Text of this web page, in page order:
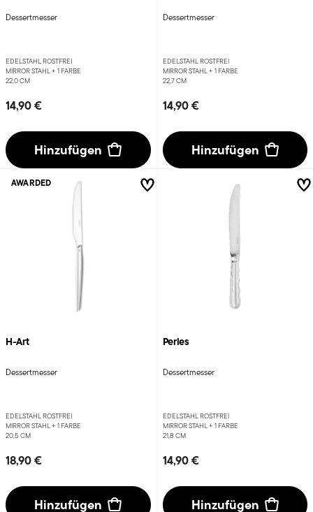
Dessertmesser
EDELSTAHL ROSTFREI
MIRROR STAHL + 1 FARBE
22,0 CM
14,90 €
Hinzufügen
Dessertmesser
EDELSTAHL ROSTFREI
MIRROR STAHL + 1 FARBE
22,7 CM
14,90 €
Hinzufügen
H-Art
Dessertmesser
EDELSTAHL ROSTFREI
MIRROR STAHL + 1 FARBE
20,5 CM
18,90 €
Hinzufügen
AWARDED
Perles
Dessertmesser
EDELSTAHL ROSTFREI
MIRROR STAHL + 1 FARBE
21,8 CM
14,90 €
Hinzufügen